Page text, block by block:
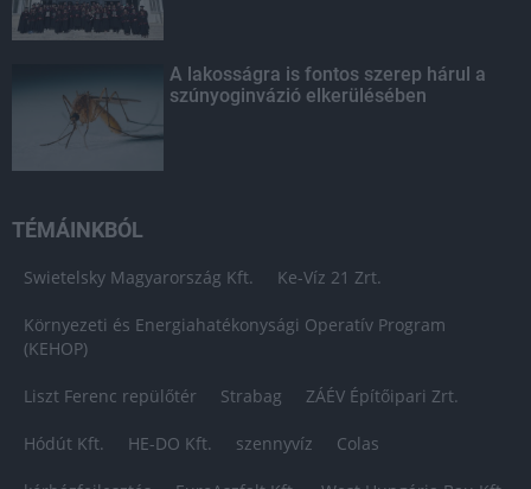
A lakosságra is fontos szerep hárul a
szúnyoginvázió elkerülésében
TÉMÁINKBÓL
Swietelsky Magyarország Kft. Ke-Víz 21 Zrt.
Környezeti és Energiahatékonysági Operatív Program
(KEHOP)
Liszt Ferenc repülőtér Strabag ZÁÉV Építőipari Zrt.
Hódút Kft. HE-DO Kft. szennyvíz Colas